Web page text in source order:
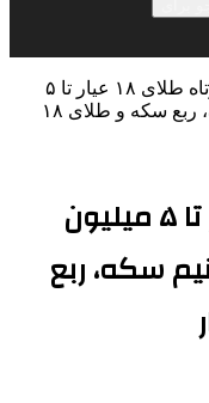
فاصله کوتاه طلای ۱۸ عیار تا ۵
میلیون تومان؛ قیمت جدید سکه، نیم سکه، ربع سکه و طلای ۱۸
فاصله کوتاه طلای ۱۸ عیار تا ۵ میلیون
سکه، ربع